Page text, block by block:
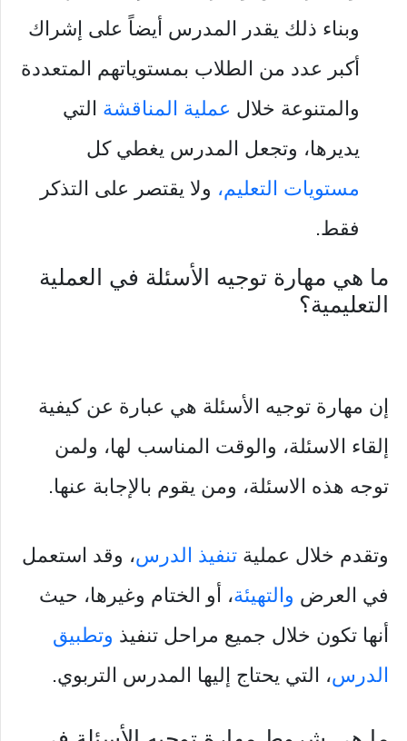
وبناء ذلك يقدر المدرس أيضاً على إشراك
أكبر عدد من الطلاب بمستوياتهم المتعددة
والمتنوعة خلال عملية المناقشة التي
يديرها، وتجعل المدرس يغطي كل
مستويات التعليم، ولا يقتصر على التذكر
فقط.
ما هي مهارة توجيه الأسئلة في العملية
التعليمية؟
إن مهارة توجيه الأسئلة هي عبارة عن كيفية
إلقاء الاسئلة، والوقت المناسب لها، ولمن
توجه هذه الاسئلة، ومن يقوم بالإجابة عنها.
وتقدم خلال عملية تنفيذ الدرس، وقد استعمل
في العرض والتهيئة، أو الختام وغيرها، حيث
أنها تكون خلال جميع مراحل تنفيذ وتطبيق
الدرس، التي يحتاج إليها المدرس التربوي.